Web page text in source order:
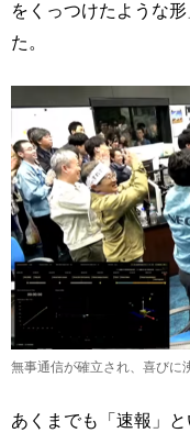
をくっつけたような
た。
無事通信が確立され、喜びに
あくまでも「速報」